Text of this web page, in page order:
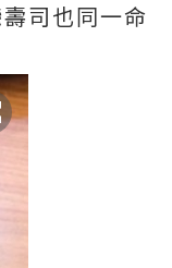
司也同一命